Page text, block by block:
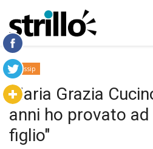
Gossip
Maria Grazia
anni ho provato
figlio"